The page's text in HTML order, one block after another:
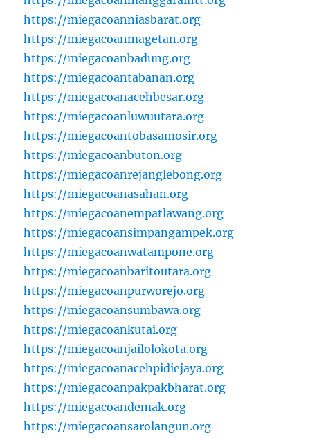
https://miegacoanniasbarat.org
https://miegacoanmagetan.org
https://miegacoanbadung.org
https://miegacoantabanan.org
https://miegacoanacehbesar.org
https://miegacoanluwuutara.org
https://miegacoantobasamosir.org
https://miegacoanbuton.org
https://miegacoanrejanglebong.org
https://miegacoanasahan.org
https://miegacoanempatlawang.org
https://miegacoansimpangampek.org
https://miegacoanwatampone.org
https://miegacoanbaritoutara.org
https://miegacoanpurworejo.org
https://miegacoansumbawa.org
https://miegacoankutai.org
https://miegacoanjailolokota.org
https://miegacoanacehpidiejaya.org
https://miegacoanpakpakbharat.org
https://miegacoandemak.org
https://miegacoansarolangun.org